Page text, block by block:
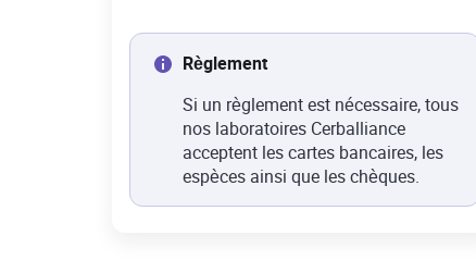
Règlement
Si un règlement est nécessaire, tous
nos laboratoires Cerballiance
acceptent les cartes bancaires, les
espèces ainsi que les chèques.